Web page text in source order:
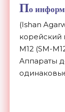
По
(Ishan
корейский
M12 (SM-
Аппараты